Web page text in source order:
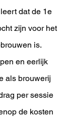
dat de 1e
zijn voor het
is.
en eerlijk
als brouwerij
per sessie
de kosten